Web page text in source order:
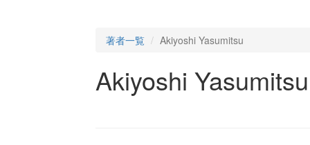
著者一覧 Akiyoshi Yasumitsu
Akiyoshi Yasumitsu